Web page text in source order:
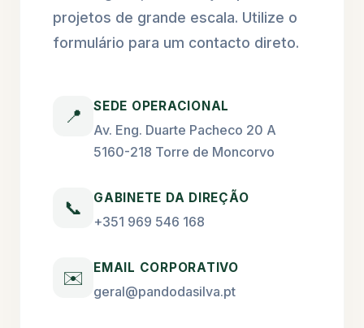
projetos de grande escala. Utilize o
formulário para um contacto direto.
📍 SEDE OPERACIONAL
Av. Eng. Duarte Pacheco 20 A
5160-218 Torre de Moncorvo
📞 GABINETE DA DIREÇÃO
+351 969 546 168
✉️ EMAIL CORPORATIVO
geral@pandodasilva.pt